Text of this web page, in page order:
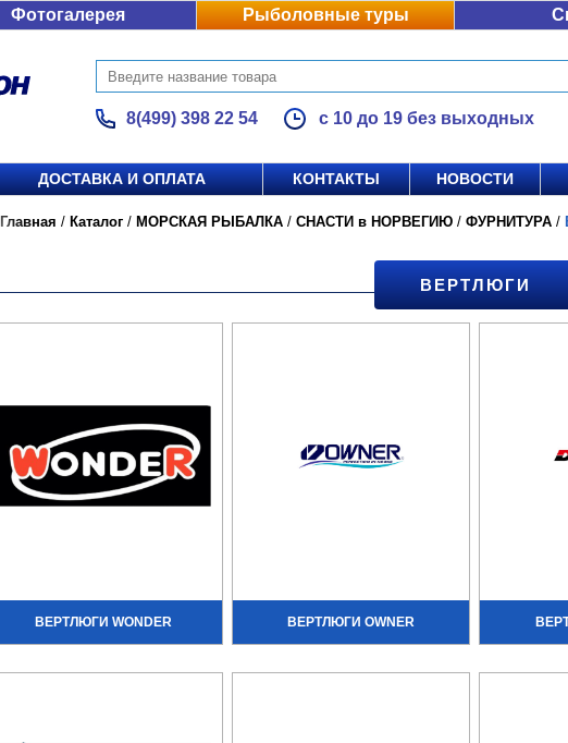
Фотогалерея Рыболовные туры
8(499) 398 22 54 с 10 до 19 без выходных
ДОСТАВКА И ОПЛАТА КОНТАКТЫ НОВОСТИ
Главная / Каталог / МОРСКАЯ РЫБАЛКА / СНАСТИ в НОРВЕГИЮ / ФУРНИТУРА /
ВЕРТЛЮГИ
ВЕРТЛЮГИ WONDER ВЕРТЛЮГИ OWNER